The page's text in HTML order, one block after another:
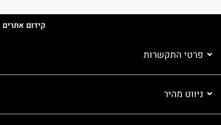
קידום אתרים
פרטי התקשרות
ניווט מהיר